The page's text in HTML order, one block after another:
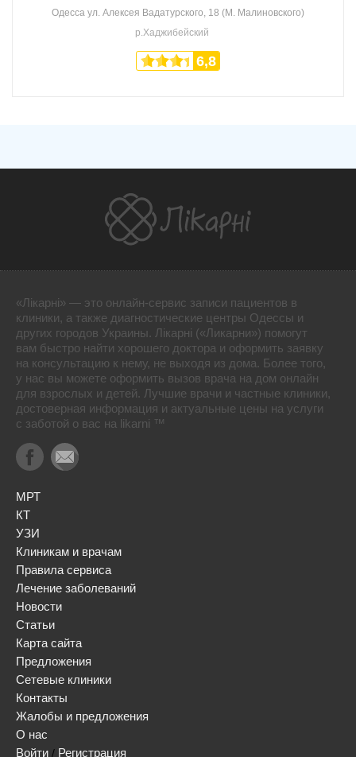
Одесса ул. Алексея Вадатурского, 18 (М. Малиновского)
р.Хаджибейский
6,8
«Лікарні» — это онлайн-сервис записи пациентов в
клиники, а также диагностические центры Одессы и
других городов Украины. Лікарні («Ликарни») помогут
вам быстро найти хорошего доктора и оформить заявку
на консультацию к нему, не выходя из дома. Более того,
у нас вы можете оформить вызов врача на дом онлайн
для взрослых и детей. Лучшие врачи и частные клиники,
достоверная информация и актуальные цены на услуги
с заботой о вас на likarni ™
МРТ
КТ
УЗИ
Клиникам и врачам
Правила сервиса
Лечение заболеваний
Новости
Статьи
Карта сайта
Предложения
Сетевые клиники
Контакты
Жалобы и предложения
О нас
Войти / Регистрация